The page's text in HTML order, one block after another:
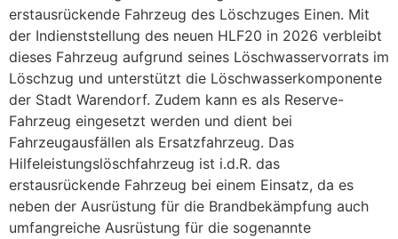
erstausrückende Fahrzeug des Löschzuges Einen. Mit
der Indienststellung des neuen HLF20 in 2026 verbleibt
dieses Fahrzeug aufgrund seines Löschwasservorrats im
Löschzug und unterstützt die Löschwasserkomponente
der Stadt Warendorf. Zudem kann es als Reserve-
Fahrzeug eingesetzt werden und dient bei
Fahrzeugausfällen als Ersatzfahrzeug. Das
Hilfeleistungslöschfahrzeug ist i.d.R. das
erstausrückende Fahrzeug bei einem Einsatz, da es
neben der Ausrüstung für die Brandbekämpfung auch
umfangreiche Ausrüstung für die sogenannte